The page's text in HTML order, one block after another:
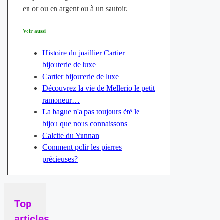
en or ou en argent ou à un sautoir.
Voir aussi
Histoire du joaillier Cartier
bijouterie de luxe
Cartier bijouterie de luxe
Découvrez la vie de Mellerio le petit
ramoneur…
La bague n'a pas toujours été le
bijou que nous connaissons
Calcite du Yunnan
Comment polir les pierres
précieuses?
Top